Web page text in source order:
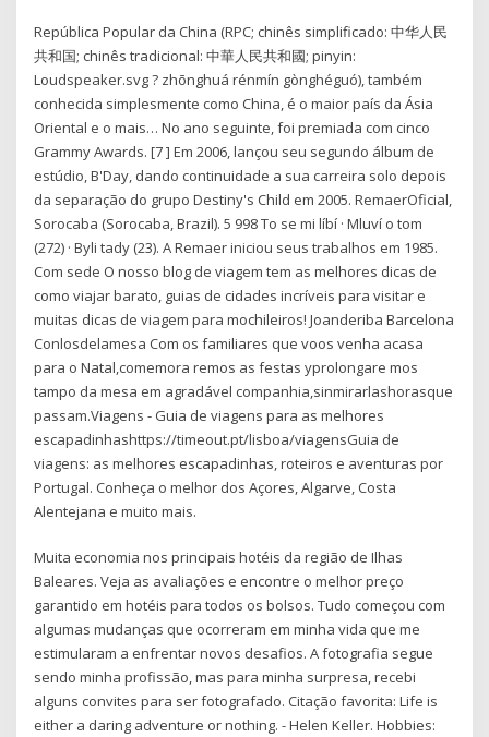
República Popular da China (RPC; chinês simplificado: 中华人民
共和国; chinês tradicional: 中華人民共和國; pinyin:
Loudspeaker.svg ? zhōnghuá rénmín gònghéguó), também
conhecida simplesmente como China, é o maior país da Ásia
Oriental e o mais… No ano seguinte, foi premiada com cinco
Grammy Awards. [7 ] Em 2006, lançou seu segundo álbum de
estúdio, B'Day, dando continuidade a sua carreira solo depois
da separação do grupo Destiny's Child em 2005. RemaerOficial,
Sorocaba (Sorocaba, Brazil). 5 998 To se mi líbí · Mluví o tom
(272) · Byli tady (23). A Remaer iniciou seus trabalhos em 1985.
Com sede O nosso blog de viagem tem as melhores dicas de
como viajar barato, guias de cidades incríveis para visitar e
muitas dicas de viagem para mochileiros! Joanderiba Barcelona
Conlosdelamesa Com os familiares que voos venha acasa
para o Natal,comemora remos as festas yprolongare mos
tampo da mesa em agradável companhia,sinmirarlashorasque
passam.Viagens - Guia de viagens para as melhores
escapadinhashttps://timeout.pt/lisboa/viagensGuia de
viagens: as melhores escapadinhas, roteiros e aventuras por
Portugal. Conheça o melhor dos Açores, Algarve, Costa
Alentejana e muito mais.
Muita economia nos principais hotéis da região de Ilhas
Baleares. Veja as avaliações e encontre o melhor preço
garantido em hotéis para todos os bolsos. Tudo começou com
algumas mudanças que ocorreram em minha vida que me
estimularam a enfrentar novos desafios. A fotografia segue
sendo minha profissão, mas para minha surpresa, recebi
alguns convites para ser fotografado. Citação favorita: Life is
either a daring adventure or nothing. - Helen Keller. Hobbies: